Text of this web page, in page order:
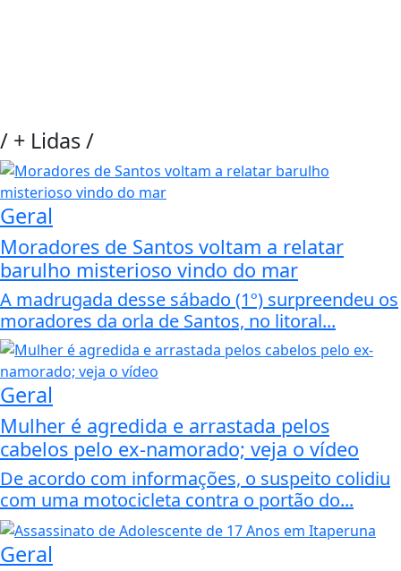
/ + Lidas/
Geral
Moradores de Santos voltam a relatar
barulho misterioso vindo do mar
A madrugada desse sábado (1º) surpreendeu os
moradores da orla de Santos, no litoral...
Geral
Mulher é agredida e arrastada pelos
cabelos pelo ex-namorado; veja o vídeo
De acordo com informações, o suspeito colidiu
com uma motocicleta contra o portão do...
Geral